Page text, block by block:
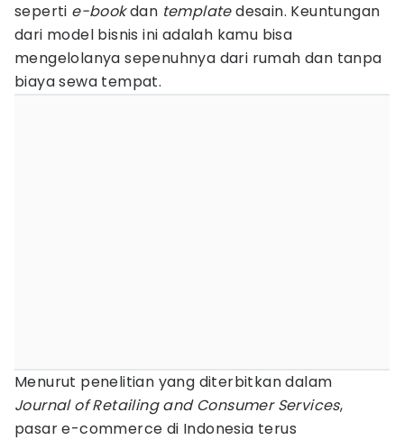
seperti e-bookdan templatedesain. Keuntungan
dari model bisnis ini adalah kamu bisa
mengelolanya sepenuhnya dari rumah dan tanpa
biaya sewa tempat.
Menurut penelitian yang diterbitkan dalam
Journal of Retailing and Consumer Services,
pasar e-commerce di Indonesia terus